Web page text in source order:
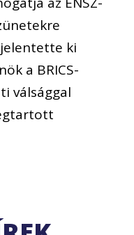
ki
a BRICS-
válsággal